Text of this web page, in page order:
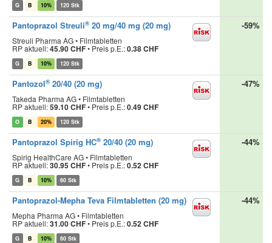
G B 10% 120 Stk
Pantoprazol Streuli® 20 mg/40 mg (20 mg)
Streuli Pharma AG • Filmtabletten
RP aktuell:45.90 CHF• Preis p.E.:0.38 CHF
G B 10% 120 Stk
-59%
Pantozol® 20/40 (20 mg)
Takeda Pharma AG • Filmtabletten
RP aktuell:59.10 CHF• Preis p.E.:0.49 CHF
O B 20% 120 Stk
-47%
Pantoprazol Spirig HC® 20/40 (20 mg)
Spirig HealthCare AG • Filmtabletten
RP aktuell:30.95 CHF• Preis p.E.:0.52 CHF
G B 10% 60 Stk
-44%
Pantoprazol-Mepha Teva Filmtabletten (20 mg)
Mepha Pharma AG • Filmtabletten
RP aktuell:31.00 CHF• Preis p.E.:0.52 CHF
G B 10% 60 Stk
-44%